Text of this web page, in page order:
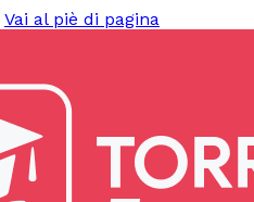
Vai al piè di pagina